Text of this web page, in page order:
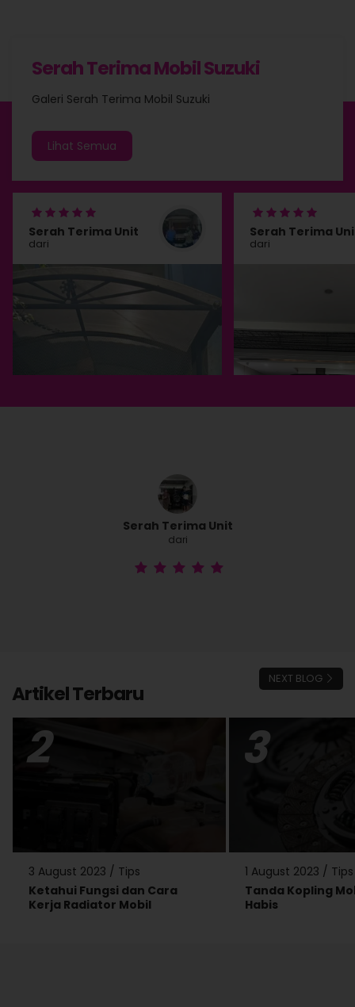
Serah Terima Mobil Suzuki
Galeri Serah Terima Mobil Suzuki
Lihat Semua
Serah Terima Unit
dari
Serah Terima
dari
Serah Terima Unit
dari
Artikel Terbaru
2
3 August 2023 / Tips
Ketahui Fungsi dan Cara
Kerja Radiator Mobil
3
1 August 2023 / Tips
Tanda Kopling
Habis
NEXT BLOG